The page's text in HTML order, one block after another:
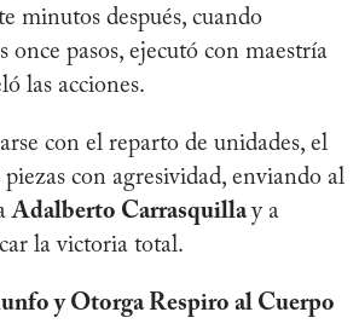
minutos después, cuando
once pasos, ejecutó con maestría
las acciones.
con el reparto de unidades, el
con agresividad, enviando al
Adalberto Carrasquillay a
la victoria total.
y Otorga Respiro al Cuerpo